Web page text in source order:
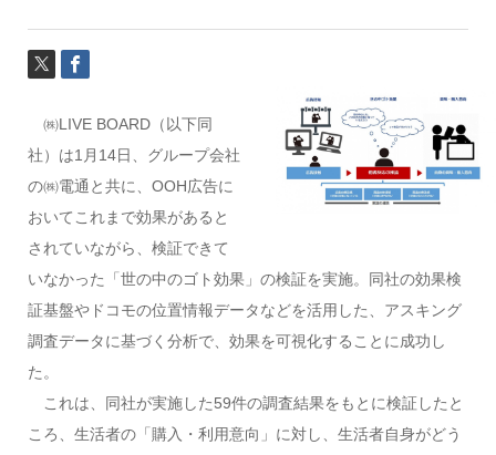
㈱LIVE BOARD（以下同
社）は1月14日、グループ会社
の㈱電通と共に、OOH広告に
おいてこれまで効果があると
されていながら、検証できて
いなかった「世の中のゴト効果」の検証を実施。同社の効果検
証基盤やドコモの位置情報データなどを活用した、アスキング
調査データに基づく分析で、効果を可視化することに成功し
た。
これは、同社が実施した59件の調査結果をもとに検証したと
ころ、生活者の「購入・利用意向」に対し、生活者自身がどう